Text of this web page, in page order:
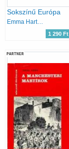
Sokszínű Európa
Emma Hartley
1 290 Ft
PARTNER